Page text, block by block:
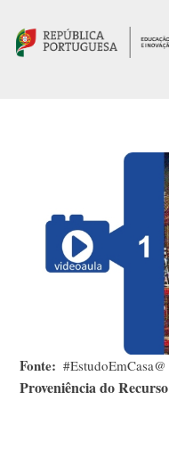
Fonte #EstudoEmCasa@
Proveniência do Recurso